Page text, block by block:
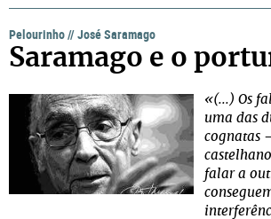
Pelourinho//José Saramago
Saramago e o
«(...) Os
uma das
cognatas
falar a